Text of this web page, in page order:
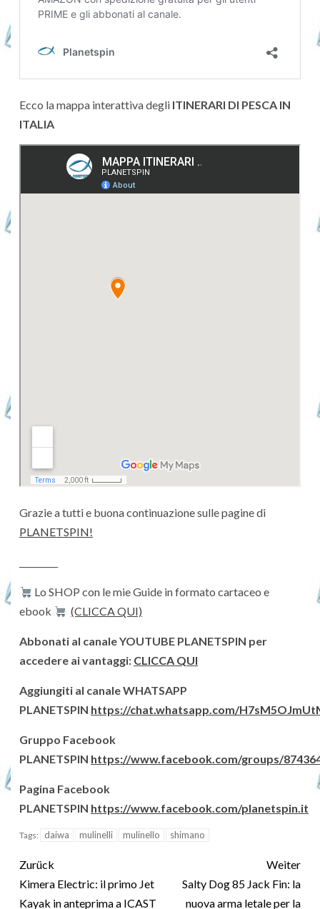
Ecco la mappa interattiva degli ITINERARI DI PESCA IN
ITALIA
Grazie a tutti e buona continuazione sulle pagine di
PLANETSPIN!
Lo SHOP con le mie Guide in formato cartaceo e
ebook
(CLICCA QUI)
Abbonati al canale YOUTUBE PLANETSPIN per
accedere ai vantaggi: CLICCA QUI
Aggiungiti al canale WHATSAPP
PLANETSPIN https://chat.whatsapp.com/
Gruppo Facebook
PLANETSPIN https://www.facebook.com/groups/
Pagina Facebook
PLANETSPIN https://www.facebook.com/planetspin.it
Tags: daiwa mulinelli mulinello shimano
Zurück
Kimera Electric: il primo Jet
Kayak in anteprima a ICAST
Weiter
Salty Dog 85 Jack Fin: la
nuova arma letale per la